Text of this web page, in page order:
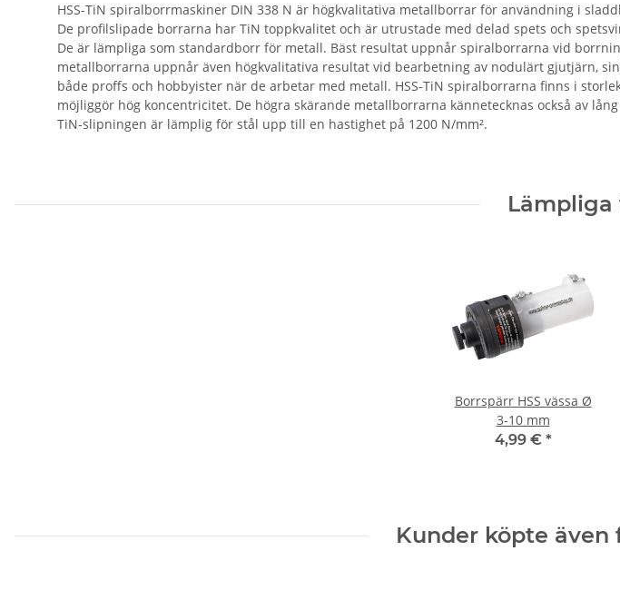
HSS-TiN spiralborrmaskiner DIN 338 N är högkvalitativa metallborrar för användning i
De profilslipade borrarna har TiN toppkvalitet och är utrustade med delad spets och
De är lämpliga som standardborr för metall. Bäst resultat uppnår spiralborrarna vid
metallborrarna uppnår även högkvalitativa resultat vid bearbetning av nodulärt gjutjärn,
både proffs och hobbyister när de arbetar med metall. HSS-TiN spiralborrarna finns i
möjliggör hög koncentricitet. De högra skärande metallborrarna kännetecknas också av
TiN-slipningen är lämplig för stål upp till en hastighet på 1200 N/mm².
Borrspärr HSS vässa Ø
3-10 mm
4,99 € *
Kunder köpte